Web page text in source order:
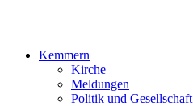
Kemmern
Kirche
Meldungen
Politik und Gesellschaft